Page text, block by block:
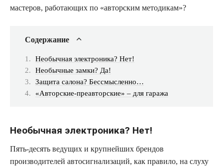
мастеров, работающих по «авторским методикам»?
Содержание
Необычная электроника? Нет!
Необычные замки? Да!
Защита салона? Бессмысленно…
«Авторские-преавторские» – для гаража
Необычная электроника? Нет!
Пять-десять ведущих и крупнейших брендов
производителей автосигнализаций, как правило, на слуху